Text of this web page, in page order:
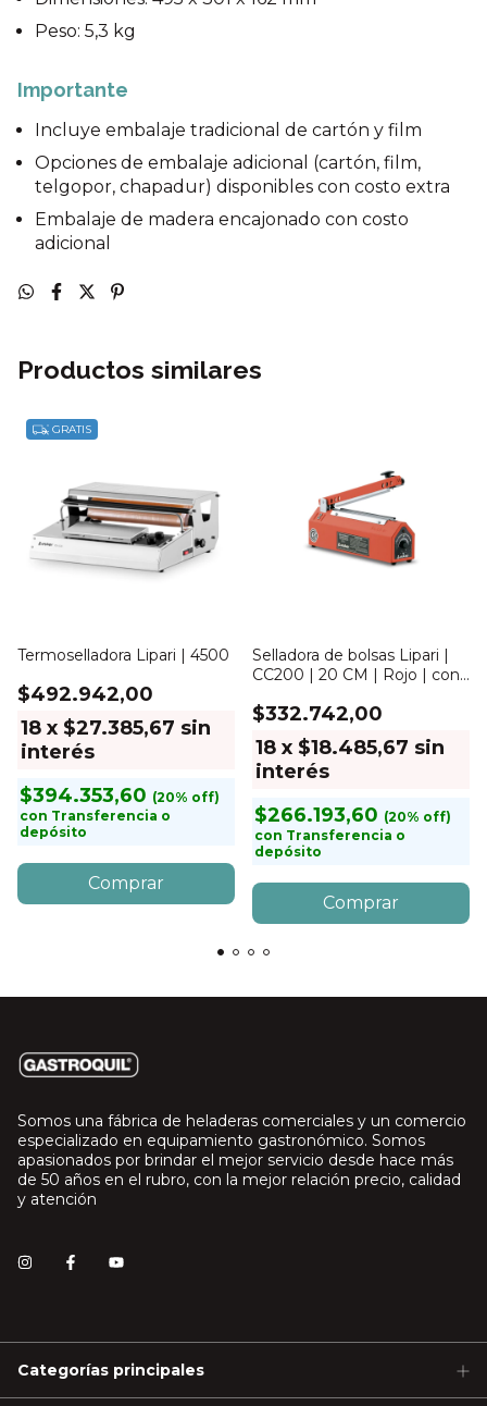
Peso: 5,3 kg
Importante
Incluye embalaje tradicional de cartón y film
Opciones de embalaje adicional (cartón, film,
telgopor, chapadur) disponibles con costo extra
Embalaje de madera encajonado con costo
adicional
Productos similares
GRATIS
Termoselladora Lipari | 4500
$492.942,00
18 x $27.385,67 sin
interés
$394.353,60
con Transferencia o
depósito
Selladora de bolsas Lipari |
CC200 | 20 CM | Rojo | con
$332.742,00
18 x $18.485,67 sin
interés
$266.193,60
con Transferencia o
depósito
Somos una fábrica de heladeras comerciales y un comercio
especializado en equipamiento gastronómico. Somos
apasionados por brindar el mejor servicio desde hace más
de 50 años en el rubro, con la mejor relación precio, calidad
y atención
Categorías principales